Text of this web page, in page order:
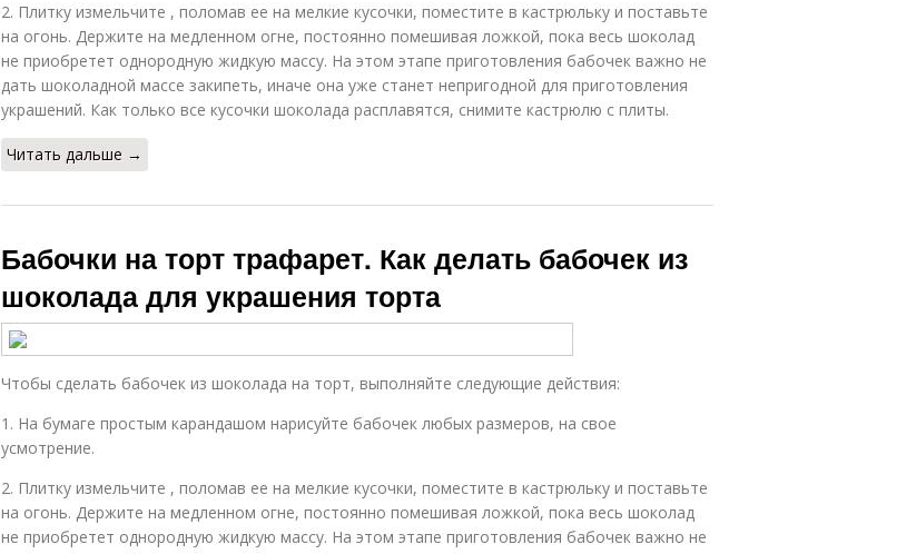
2. Плитку измельчите , поломав ее на мелкие кусочки, поместите в кастрюльку и поставьте
на огонь. Держите на медленном огне, постоянно помешивая ложкой, пока весь шоколад
не приобретет однородную жидкую массу. На этом этапе приготовления бабочек важно не
дать шоколадной массе закипеть, иначе она уже станет непригодной для приготовления
украшений. Как только все кусочки шоколада расплавятся, снимите кастрюлю с плиты.
Читать дальше →
Бабочки на торт трафарет. Как делать бабочек из
шоколада для украшения торта
Чтобы сделать бабочек из шоколада на торт, выполняйте следующие действия:
1. На бумаге простым карандашом нарисуйте бабочек любых размеров, на свое
усмотрение.
2. Плитку измельчите , поломав ее на мелкие кусочки, поместите в кастрюльку и поставьте
на огонь. Держите на медленном огне, постоянно помешивая ложкой, пока весь шоколад
не приобретет однородную жидкую массу. На этом этапе приготовления бабочек важно не